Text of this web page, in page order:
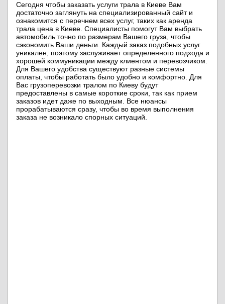
Сегодня чтобы заказать услуги трала в Киеве Вам
достаточно заглянуть на специализированный сайт и
ознакомится с перечнем всех услуг, таких как аренда
трала цена в Киеве. Специалисты помогут Вам выбрать
автомобиль точно по размерам Вашего груза, чтобы
сэкономить Ваши деньги. Каждый заказ подобных услуг
уникален, поэтому заслуживает определенного подхода и
хорошей коммуникации между клиентом и перевозчиком.
Для Вашего удобства существуют разные системы
оплаты, чтобы работать было удобно и комфортно. Для
Вас грузоперевозки тралом по Киеву будут
предоставлены в самые короткие сроки, так как прием
заказов идет даже по выходным. Все нюансы
прорабатываются сразу, чтобы во время выполнения
заказа не возникало спорных ситуаций.